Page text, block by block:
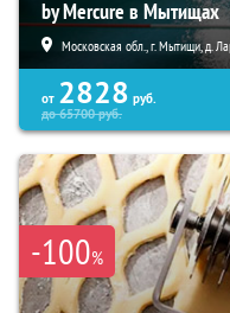
by Mercure в Мытищах
Московская обл., г. Мытищи, д.
от 2828 руб.
до65700руб.
-100%